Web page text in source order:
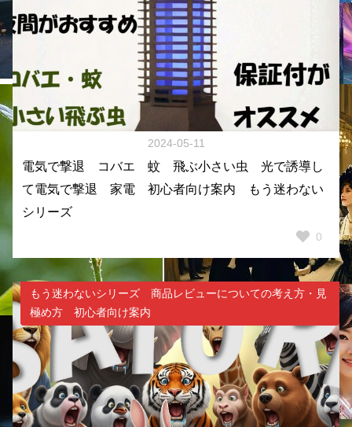
2024-05-11
電気で撃退 コバエ 蚊 飛ぶ小さい虫 光で誘導し
て電気で撃退 家電 初心者向け案内 もう迷わない
シリーズ
0
もう迷わないシリーズ 商品レビューについての考え方・見
極め方 初心者向け案内